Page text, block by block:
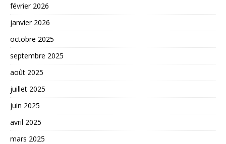
février 2026
janvier 2026
octobre 2025
septembre 2025
août 2025
juillet 2025
juin 2025
avril 2025
mars 2025